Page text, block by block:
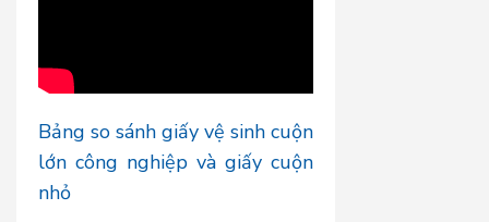
Bảng so sánh giấy vệ sinh cuộn
lớn công nghiệp và giấy cuộn
nhỏ